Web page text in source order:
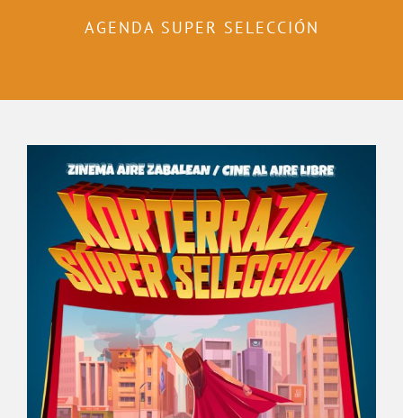
AGENDA SUPER SELECCIÓN